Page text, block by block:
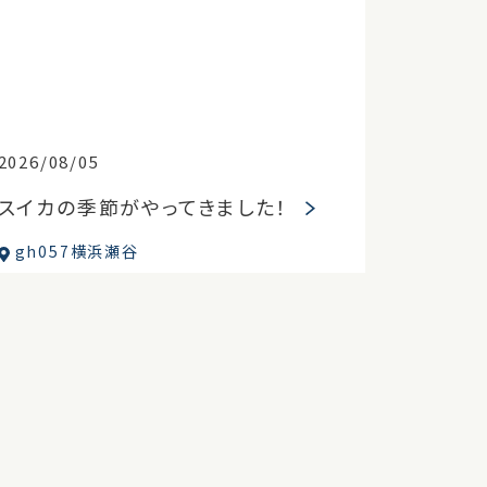
08/05
イカの季節がやってきました！
gh057横浜瀬谷